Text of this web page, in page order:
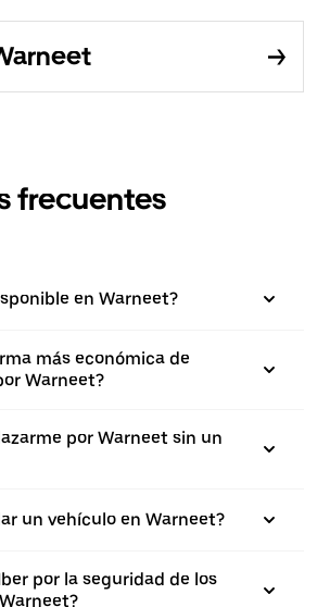
frecuentes
en Warneet?
más económica de
Warneet?
por Warneet sin un
un vehículo en Warneet?
por la seguridad de los